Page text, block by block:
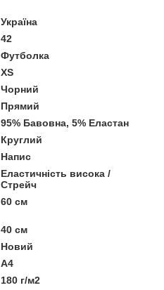
Україна
42
Футболка
XS
Чорний
Прямий
95% Бавовна, 5% Еластан
Круглий
Напис
Еластичність висока /
Стрейч
60 см
40 см
Новий
А4
180 г/м2